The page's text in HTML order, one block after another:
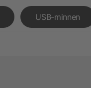
USB-minnen